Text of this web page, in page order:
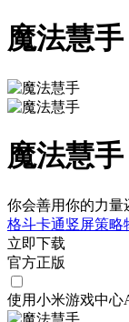
魔法慧手
魔法慧手
你会善用你的力量
格斗卡通竖屏策略
立即下载
官方正版
使用小米游戏中心